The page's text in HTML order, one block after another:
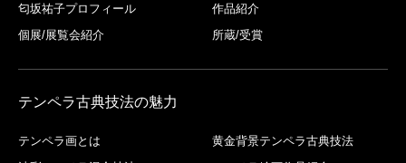
匂坂祐子プロフィール
作品紹介
個展/展覧会紹介
所蔵/受賞
テンペラ古典技法の魅力
テンペラ画とは
黄金背景テンペラ古典技法